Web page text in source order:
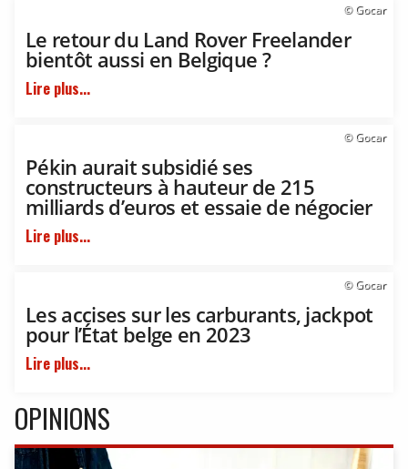
© Gocar
Le retour du Land Rover Freelander
bientôt aussi en Belgique ?
Lire plus...
© Gocar
Pékin aurait subsidié ses
constructeurs à hauteur de 215
milliards d’euros et essaie de négocier
Lire plus...
© Gocar
Les accises sur les carburants, jackpot
pour l’État belge en 2023
Lire plus...
OPINIONS